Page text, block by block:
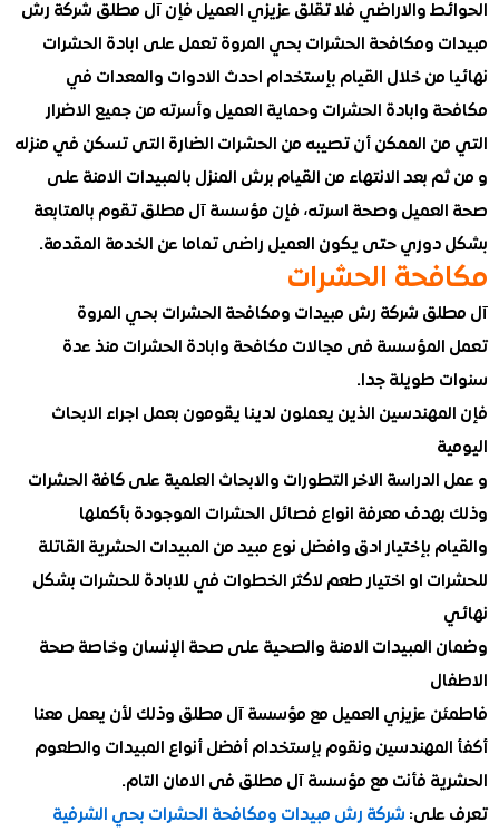
والاراضي فلا تقلق عزيزي العميل فإن آل مطلق شركة رش
ومكافحة الحشرات بحي المروة تعمل على ابادة الحشرات
من خلال القيام بإستخدام احدث الادوات والمعدات في
وابادة الحشرات وحماية العميل وأسرته من جميع الاضرار
الممكن أن تصيبه من الحشرات الضارة التى تسكن في منزله
بعد الانتهاء من القيام برش المنزل بالمبيدات الامنة على
وصحة اسرته، فإن مؤسسة آل مطلق تقوم بالمتابعة
حتى يكون العميل راضى تماما عن الخدمة المقدمة.
الحشرات
شركة رش مبيدات ومكافحة الحشرات بحي المروة
فى مجالات مكافحة وابادة الحشرات منذ عدة
طويلة جدا.
الذين يعملون لدينا يقومون بعمل اجراء الابحاث
الاخر التطورات والابحاث العلمية على كافة الحشرات
معرفة انواع فصائل الحشرات الموجودة بأكملها
بإختيار ادق وافضل نوع مبيد من المبيدات الحشرية القاتلة
او اختيار طعم لاكثر الخطوات في للابادة للحشرات بشكل
الامنة والصحية على صحة الإنسان وخاصة صحة
عزيزي العميل مع مؤسسة آل مطلق وذلك لأن يعمل معنا
ونقوم بإستخدام أفضل أنواع المبيدات والطعوم
فأنت مع مؤسسة آل مطلق فى الامان التام.
شركة رش مبيدات ومكافحة الحشرات بحي الشرفية